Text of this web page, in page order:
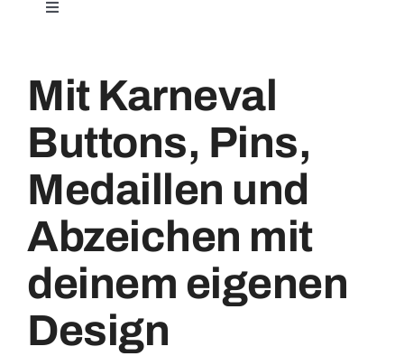
Pins
Schlüsselanhänger
Medaillen
Magnete
Toggle
Broches
Buttons
Carnaval
Emblemen
Mit Karneval
Buttons, Pins,
Medaillen und
Abzeichen mit
deinem eigenen
Design